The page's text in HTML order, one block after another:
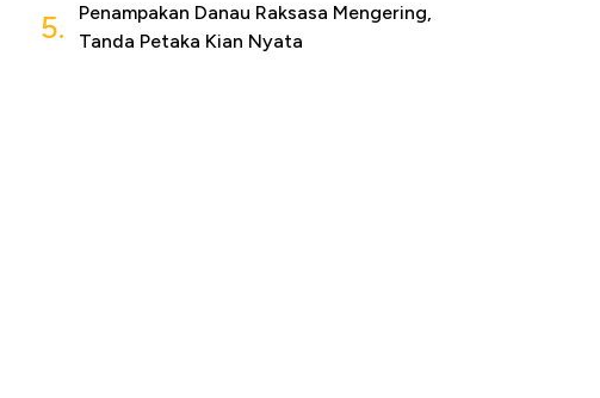
5.
Penampakan Danau Raksasa Mengering,
Tanda Petaka Kian Nyata